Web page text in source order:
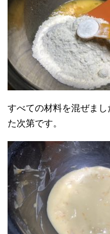
すべての材料を混ぜま
た次第です。